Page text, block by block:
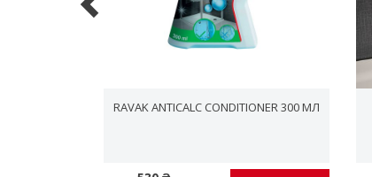
RAVAK ANTICALC CONDITIONER 300 МЛ